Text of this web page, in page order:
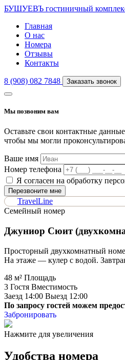
БУШУЕВЪ гостиничный
Главная
О нас
Номера
Отзывы
Контакты
8 (908) 082 7848 Заказать звонок
Мы позвоним вам
Оставьте свои контактные
чтобы мы могли
Ваше имя
Номер телефона
Я согласен на обработку
Перезвоните мне
TravelLine
Семейный номер
Джуниор Сюит
Просторный двухкомнатный
На этаже — кулер с водой.
48 м² Площадь
3 Гостя Вместимость
Заезд 14:00 Выезд 12:00
По запросу гостей можем
Забронировать
Нажмите для увеличения
Удобства номера